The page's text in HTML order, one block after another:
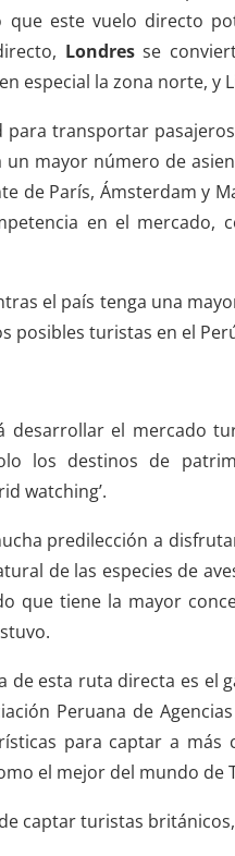
que este vuelo directo
Londresse
especial la zona norte, y
para transportar
mayor número de
de París, Ámsterdam y
en el mercado,
el país tenga una
posibles turistas en el
desarrollar el mercado
los destinos de
watching’.
predilección a
de las especies de
que tiene la mayor
de esta ruta directa es el
Peruana de
para captar a más
el mejor del mundo de
captar turistas